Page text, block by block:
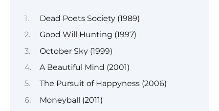
Dead Poets Society (1989)
Good Will Hunting (1997)
October Sky (1999)
A Beautiful Mind (2001)
The Pursuit of Happyness (2006)
Moneyball (2011)